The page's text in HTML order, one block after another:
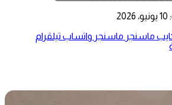
ماسنجر ماسنجر واتساب تيلقرام